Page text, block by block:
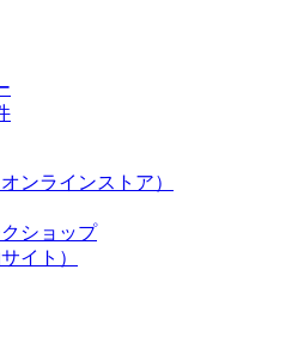
ンラインストア）
ショップ
イト）